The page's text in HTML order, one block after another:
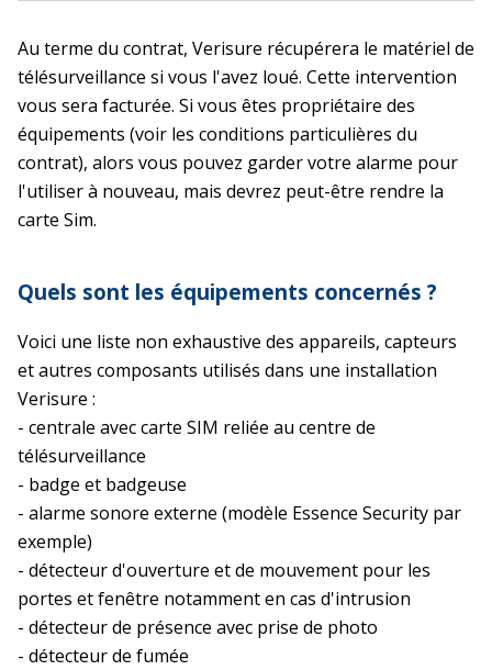
Au terme du contrat, Verisure récupérera le matériel de
télésurveillance si vous l'avez loué. Cette intervention
vous sera facturée. Si vous êtes propriétaire des
équipements (voir les conditions particulières du
contrat), alors vous pouvez garder votre alarme pour
l'utiliser à nouveau, mais devrez peut-être rendre la
carte Sim.
Quels sont les équipements concernés ?
Voici une liste non exhaustive des appareils, capteurs
et autres composants utilisés dans une installation
Verisure :
- centrale avec carte SIM reliée au centre de
télésurveillance
- badge et badgeuse
- alarme sonore externe (modèle Essence Security par
exemple)
- détecteur d'ouverture et de mouvement pour les
portes et fenêtre notamment en cas d'intrusion
- détecteur de présence avec prise de photo
- détecteur de fumée